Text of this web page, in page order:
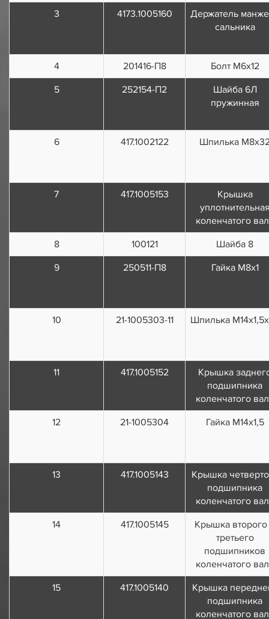
3 4173.1005160
Держатель
сальника
4 201416-П8
Болт М6х12
5
252154-П2
Шайба 6Л
пружинная
6 417.1002122 Шпилька
7 417.1005153
Крышка
коленчатого
8
100121
Шайба 8
9
250511-П8 Гайка М8х1
10 21-1005303-11 Шпилька
11 417.1005152
Крышка
подшипника
коленчатого
12
21-1005304 Гайка М14х1,5
13 417.1005143
Крышка
подшипника
коленчатого
14
417.1005145
Крышка
третьего
подшипников
коленчатого
15
417.1005140
Крышка
подшипника
коленчатого